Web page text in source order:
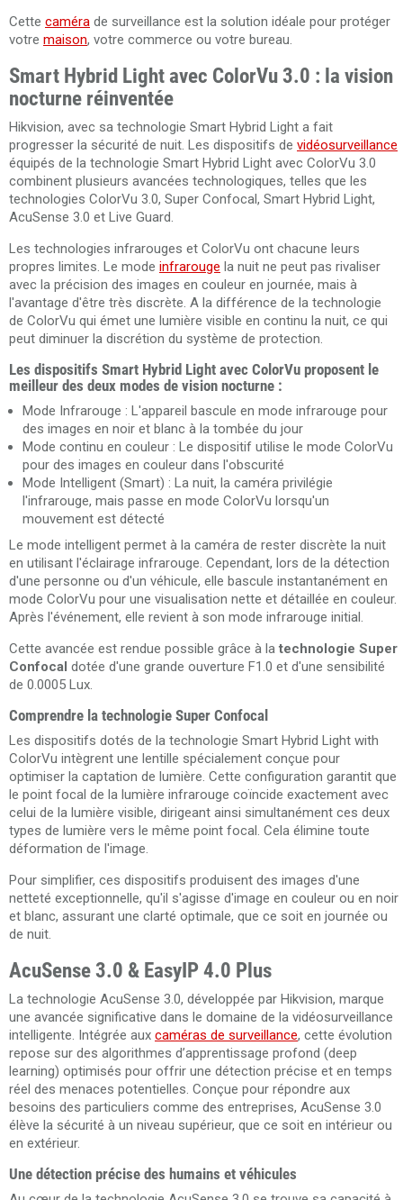
Cette caméra de surveillance est la solution idéale pour protéger
votre maison, votre commerce ou votre bureau.
Smart Hybrid Light avec ColorVu 3.0 : la vision
nocturne réinventée
Hikvision, avec sa technologie Smart Hybrid Light a fait
progresser la sécurité de nuit. Les dispositifs de vidéosurveillance
équipés de la technologie Smart Hybrid Light avec ColorVu 3.0
combinent plusieurs avancées technologiques, telles que les
technologies ColorVu 3.0, Super Confocal, Smart Hybrid Light,
AcuSense 3.0 et Live Guard.
Les technologies infrarouges et ColorVu ont chacune leurs
propres limites. Le mode infrarouge la nuit ne peut pas rivaliser
avec la précision des images en couleur en journée, mais à
l'avantage d'être très discrète. A la différence de la technologie
de ColorVu qui émet une lumière visible en continu la nuit, ce qui
peut diminuer la discrétion du système de protection.
Les dispositifs Smart Hybrid Light avec ColorVu proposent le
meilleur des deux modes de vision nocturne :
Mode Infrarouge : L'appareil bascule en mode infrarouge pour
des images en noir et blanc à la tombée du jour
Mode continu en couleur : Le dispositif utilise le mode ColorVu
pour des images en couleur dans l'obscurité
Mode Intelligent (Smart) : La nuit, la caméra privilégie
l'infrarouge, mais passe en mode ColorVu lorsqu'un
mouvement est détecté
Le mode intelligent permet à la caméra de rester discrète la nuit
en utilisant l'éclairage infrarouge. Cependant, lors de la détection
d'une personne ou d'un véhicule, elle bascule instantanément en
mode ColorVu pour une visualisation nette et détaillée en couleur.
Après l'événement, elle revient à son mode infrarouge initial.
Cette avancée est rendue possible grâce à la technologie Super
Confocal dotée d'une grande ouverture F1.0 et d'une sensibilité
de 0.0005 Lux.
Comprendre la technologie Super Confocal
Les dispositifs dotés de la technologie Smart Hybrid Light with
ColorVu intègrent une lentille spécialement conçue pour
optimiser la captation de lumière. Cette configuration garantit que
le point focal de la lumière infrarouge coïncide exactement avec
celui de la lumière visible, dirigeant ainsi simultanément ces deux
types de lumière vers le même point focal. Cela élimine toute
déformation de l'image.
Pour simplifier, ces dispositifs produisent des images d'une
netteté exceptionnelle, qu'il s'agisse d'image en couleur ou en noir
et blanc, assurant une clarté optimale, que ce soit en journée ou
de nuit.
AcuSense 3.0 & EasyIP 4.0 Plus
La technologie AcuSense 3.0, développée par Hikvision, marque
une avancée significative dans le domaine de la vidéosurveillance
intelligente. Intégrée aux caméras de surveillance, cette évolution
repose sur des algorithmes d’apprentissage profond (deep
learning) optimisés pour offrir une détection précise et en temps
réel des menaces potentielles. Conçue pour répondre aux
besoins des particuliers comme des entreprises, AcuSense 3.0
élève la sécurité à un niveau supérieur, que ce soit en intérieur ou
en extérieur.
Une détection précise des humains et véhicules